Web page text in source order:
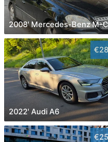
2008' Mercedes-Benz M-
2022' Audi A6